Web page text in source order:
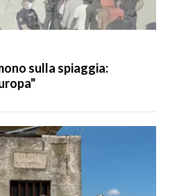
sulla spiaggia: